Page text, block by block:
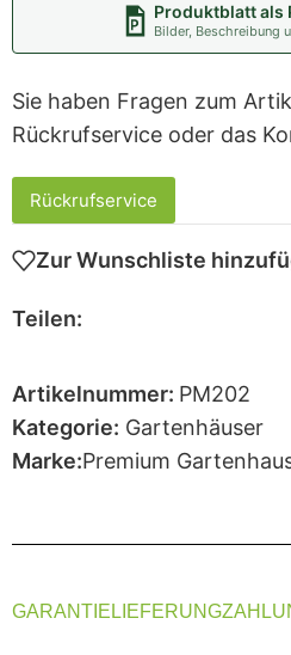
Produktblatt als
Bilder, Beschreibung
Sie haben Fragen zum
Rückrufservice oder das
Rückrufservice
Zur Wunschliste
Teilen:
Artikelnummer: PM202
Kategorie: Gartenhäuser
Marke:Premium
GARANTIELIEFERUNG